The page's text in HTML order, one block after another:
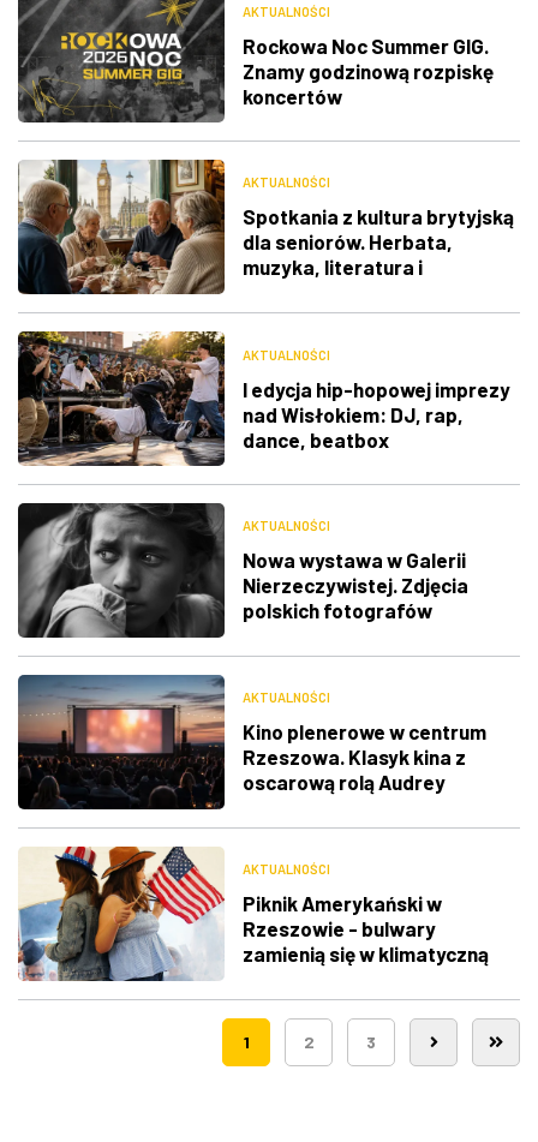
AKTUALNOŚCI
Rockowa Noc Summer GIG.
Znamy godzinową rozpiskę
koncertów
AKTUALNOŚCI
Spotkania z kultura brytyjską
dla seniorów. Herbata,
muzyka, literatura i
AKTUALNOŚCI
I edycja hip-hopowej imprezy
nad Wisłokiem: DJ, rap,
dance, beatbox
AKTUALNOŚCI
Nowa wystawa w Galerii
Nierzeczywistej. Zdjęcia
polskich fotografów
AKTUALNOŚCI
Kino plenerowe w centrum
Rzeszowa. Klasyk kina z
oscarową rolą Audrey
AKTUALNOŚCI
Piknik Amerykański w
Rzeszowie - bulwary
zamienią się w klimatyczną
1 2 3